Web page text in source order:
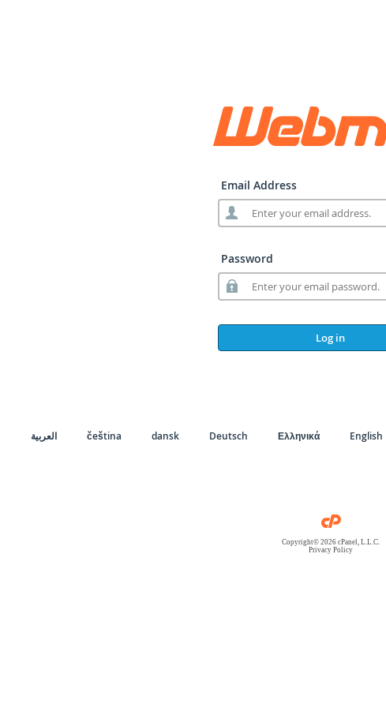
Email Address
Password
Log in
العربية čeština dansk Deutsch Ελληνικά English
Copyright© 2026 cPanel, L.L.C.
Privacy Policy